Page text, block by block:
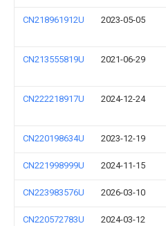
CN218961912U 2023-05-05
CN213555819U 2021-06-29
CN222218917U 2024-12-24
CN220198634U 2023-12-19
CN221998999U 2024-11-15
CN223983576U 2026-03-10
CN220572783U 2024-03-12